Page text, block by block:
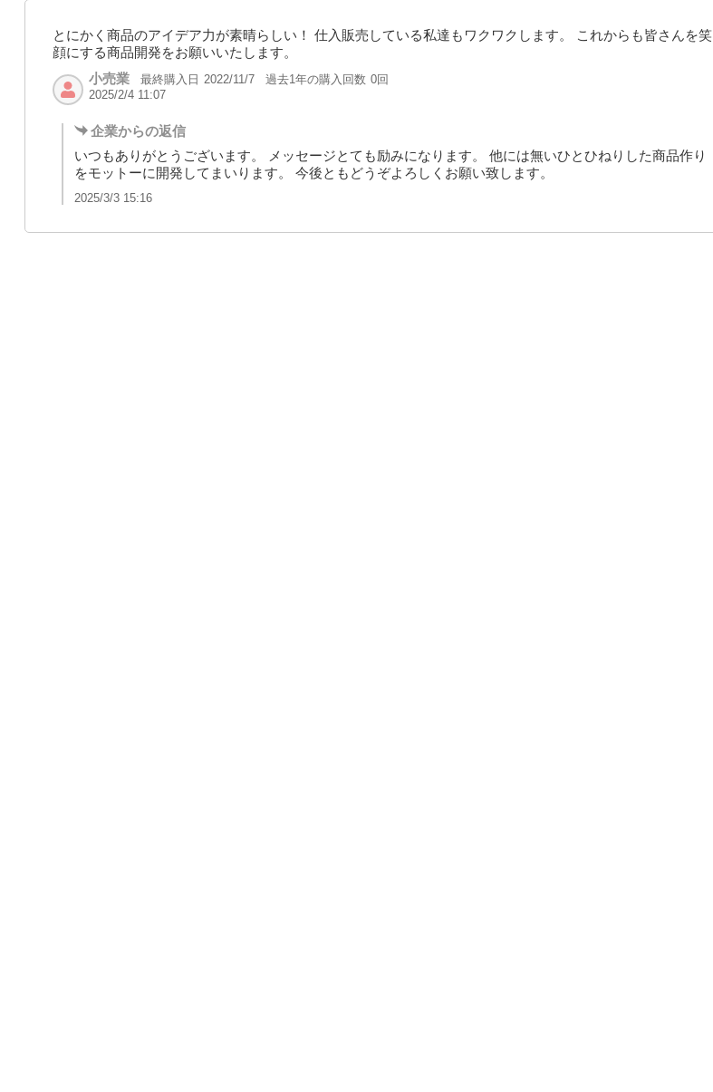
とにかく商品のアイデア力が素晴らしい！ 仕入販売している私達もワクワクします。 これからも皆さんを笑
顔にする商品開発をお願いいたします。
小売業
最終購入日 2022/11/7 過去1年の購入回数 0回
2025/2/4 11:07
企業からの返信
いつもありがとうございます。 メッセージとても励みになります。 他には無いひとひねりした商品作り
をモットーに開発してまいります。 今後ともどうぞよろしくお願い致します。
2025/3/3 15:16